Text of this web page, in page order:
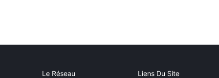
Le Réseau Liens Du Site